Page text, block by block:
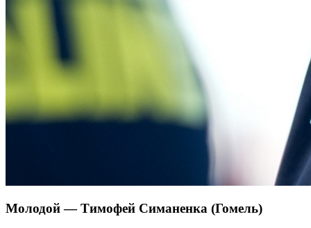
Молодой — Тимофей Симаненка (Гомель)